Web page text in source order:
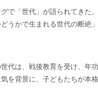
で「世代」が語られてきた
うかで生まれる世代の断絶
代は、戦後教育を受け、年
を背景に、子どもたちが本